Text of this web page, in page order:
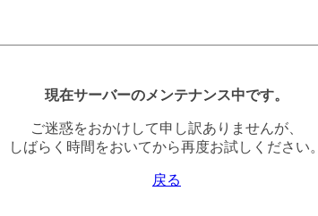
現在サーバーのメンテナンス中です。
ご迷惑をおかけして申し訳ありませんが、
しばらく時間をおいてから再度お試しください。
戻る